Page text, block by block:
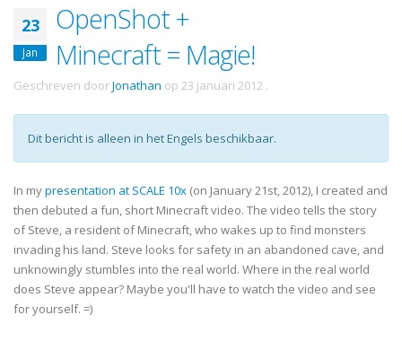
23
Jan
OpenShot +
Minecraft = Magie!
Geschreven doorJonathan op 23 januari 2012 .
Dit bericht is alleen in het Engels beschikbaar.
In mypresentation at SCALE 10x (on January 21st, 2012), I created and
then debuted a fun, short Minecraft video. The video tells the story
of Steve, a resident of Minecraft, who wakes up to find monsters
invading his land. Steve looks for safety in an abandoned cave, and
unknowingly stumbles into the real world. Where in the real world
does Steve appear? Maybe you'll have to watch the video and see
for yourself. =)